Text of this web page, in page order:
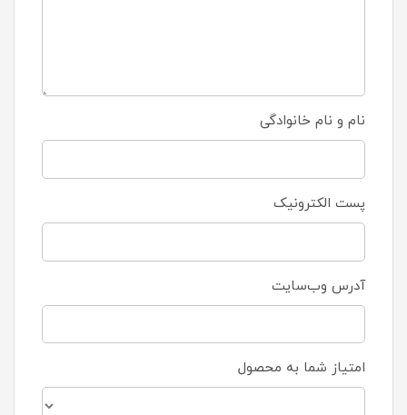
نام و نام خانوادگی
پست الکترونیک
آدرس وب‌سایت
امتیاز شما به محصول